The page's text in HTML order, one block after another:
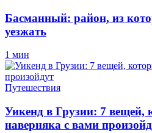
Басманный: район, из
уезжать
1 мин
Путешествия
Уикенд в Грузии: 7 вещей,
наверняка с вами